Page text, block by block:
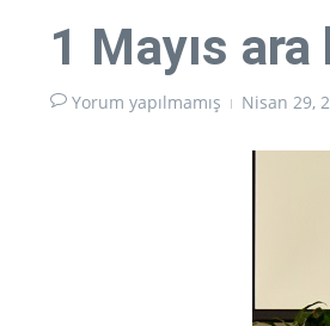
1 Mayıs
Yorum yapılmamış Nisan 29,